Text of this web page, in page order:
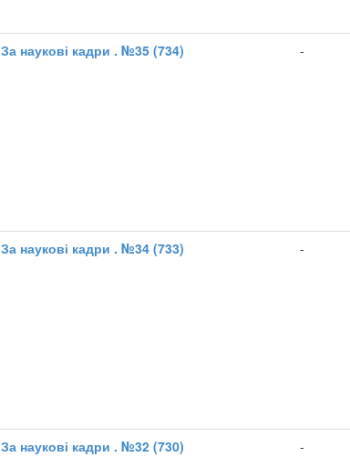
За наукові кадри . №35 (734) -
За наукові кадри . №34 (733) -
За наукові кадри . №32 (730) -